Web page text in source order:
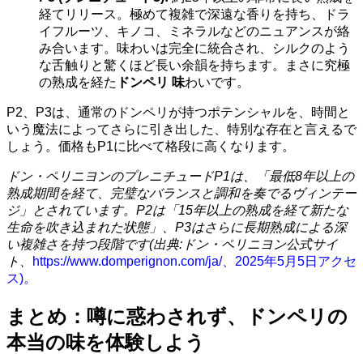
経てリリース。極めて複雑で深遠な香りを持ち、ドラ
イフルーツ、キノコ、ミネラルなどのニュアンスが絡
み合います。味わいは完全に統合され、シルクのよう
な舌触りと驚くほど長い余韻を持ちます。まさに究極
の熟成を経た ドンペリ 味わいです。
P2、P3は、通常のドンペリが持つポテンシャルを、時間と
いう魔法によってさらに引き出した、特別な存在と言えるで
しょう。価格もP1に比べて格段に高くなります。
ドン・ペリニヨンのプレニチュードP1は、「最低8年以上の
熟成期間を経て、完璧なバランスと調和を奏でるヴィンテー
ジ」とされています。P2は「15年以上の熟成を経て新たな
生命を吹き込まれた状態」、P3はさらに長期熟成による深
い複雑さを持つ段階です(出典:ドン・ペリニヨン公式サイ
ト、
https://www.domperignon.com/ja/、2025年5月5日アクセ
ス)。
まとめ：噂に惑わされず、ドンペリの
本当の味を体験しよう